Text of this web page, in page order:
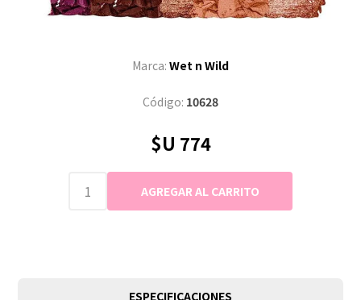
Marca: Wet n Wild
Código: 10628
$U 774
ESPECIFICACIONES